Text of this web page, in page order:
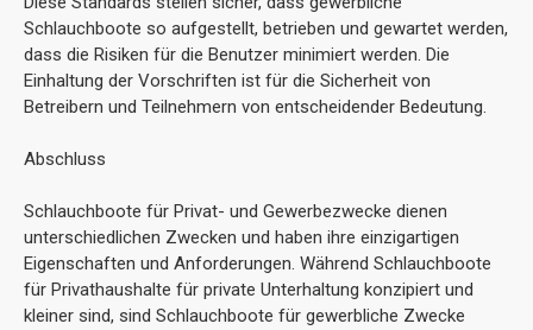
Schlauchboote so aufgestellt, betrieben und gewartet werden,
dass die Risiken für die Benutzer minimiert werden. Die
Einhaltung der Vorschriften ist für die Sicherheit von
Betreibern und Teilnehmern von entscheidender Bedeutung.
Abschluss
Schlauchboote für Privat- und Gewerbezwecke dienen
unterschiedlichen Zwecken und haben ihre einzigartigen
Eigenschaften und Anforderungen. Während Schlauchboote
für Privathaushalte für private Unterhaltung konzipiert und
kleiner sind, sind Schlauchboote für gewerbliche Zwecke